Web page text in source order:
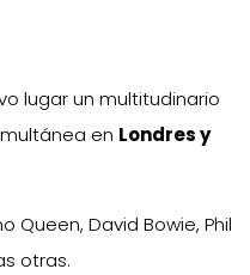
lugar un multitudinario
en Londres y
David Bowie, Phil
otras.